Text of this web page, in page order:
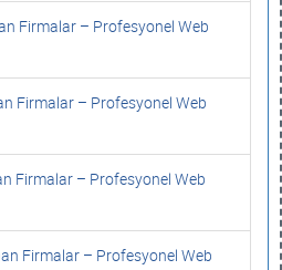
Firmalar – Profesyonel Web
Firmalar – Profesyonel Web
Firmalar – Profesyonel Web
Firmalar – Profesyonel Web